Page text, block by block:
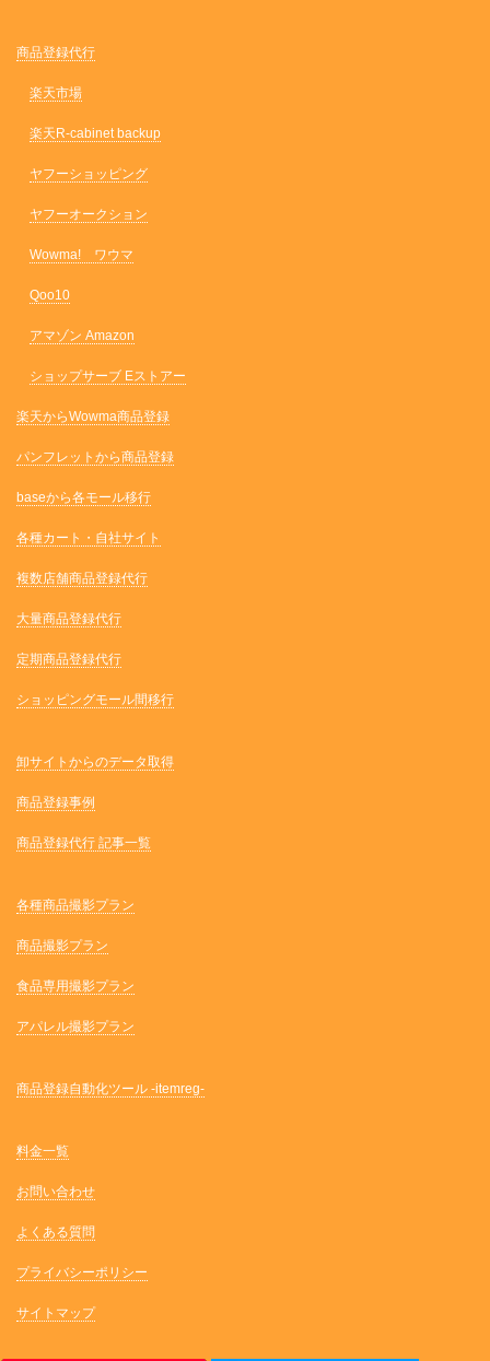
商品登録代行
楽天市場
楽天R-cabinet backup
ヤフーショッピング
ヤフーオークション
Wowma! ワウマ
Qoo10
アマゾン Amazon
ショップサーブ Eストアー
楽天からWowma商品登録
パンフレットから商品登録
baseから各モール移行
各種カート・自社サイト
複数店舗商品登録代行
大量商品登録代行
定期商品登録代行
ショッピングモール間移行
卸サイトからのデータ取得
商品登録事例
商品登録代行 記事一覧
各種商品撮影プラン
商品撮影プラン
食品専用撮影プラン
アパレル撮影プラン
商品登録自動化ツール -itemreg-
料金一覧
お問い合わせ
よくある質問
プライバシーポリシー
サイトマップ